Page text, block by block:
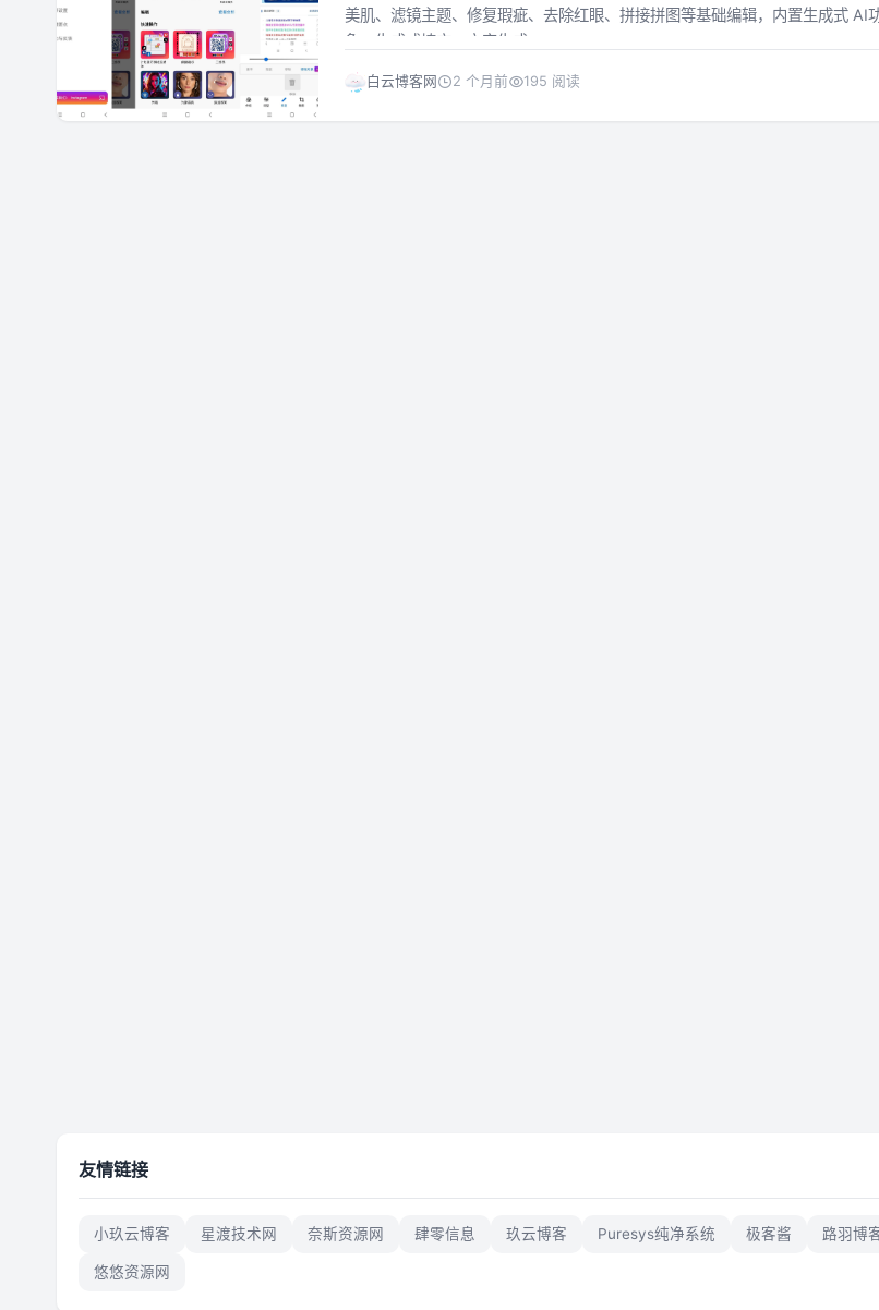
美肌、滤镜主题、修复瑕疵、去除红眼、拼接拼图等基础编辑，内置生成式 AI
象、生成式填充、文字生成...
白云博客网 2 个月前 195 阅读
友情链接
小玖云博客 星渡技术网 奈斯资源网 肆零信息 玖云博客 Puresys纯净系统 极客酱 路羽博
悠悠资源网